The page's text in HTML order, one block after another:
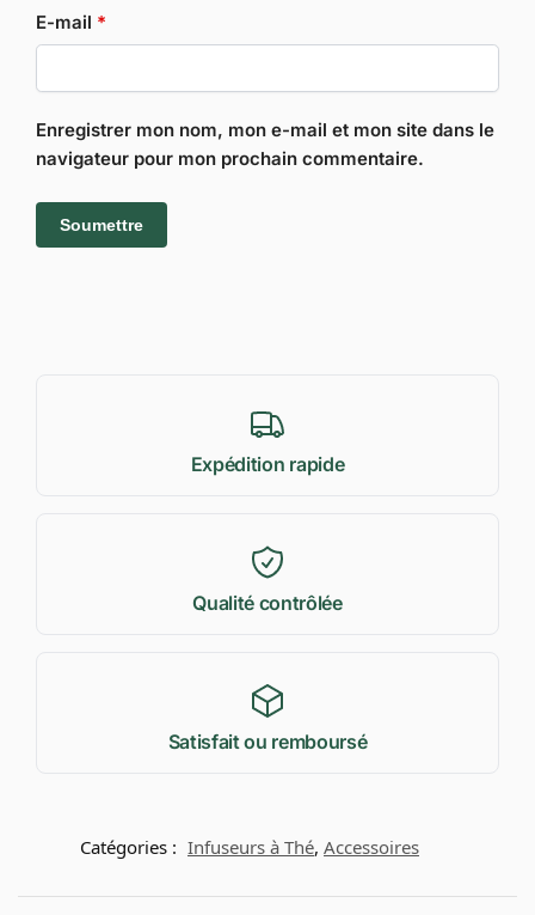
E-mail *
Enregistrer mon nom, mon e-mail et mon site dans le
navigateur pour mon prochain commentaire.
Expédition rapide
Qualité contrôlée
Satisfait ou remboursé
Catégories : Infuseurs à Thé, Accessoires